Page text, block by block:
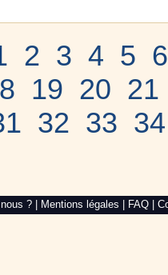
2 3 4 5 6
19 20 21
32 33 34
? Mentions légales FAQ